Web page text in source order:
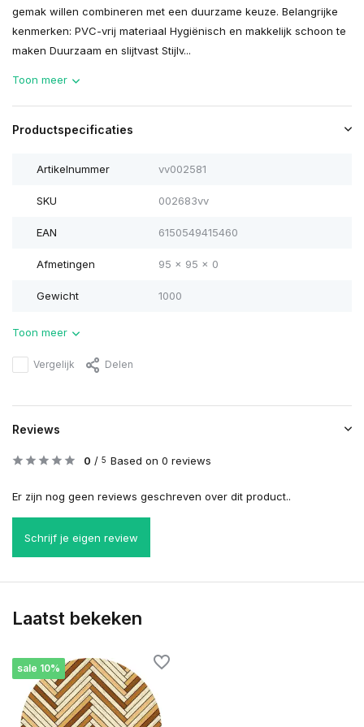
gemak willen combineren met een duurzame keuze. Belangrijke
kenmerken: PVC-vrij materiaal Hygiënisch en makkelijk schoon te
maken Duurzaam en slijtvast Stijlv...
Toon meer
Productspecificaties
Artikelnummer vv002581
SKU 002683vv
EAN 6150549415460
Afmetingen 95 x 95 x 0
Gewicht 1000
Toon meer
Vergelijk Delen
Reviews
0 / 5 Based on 0 reviews
Er zijn nog geen reviews geschreven over dit product..
Schrijf je eigen review
Laatst bekeken
sale 10%